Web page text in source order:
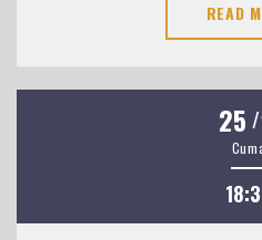
READ
25 /